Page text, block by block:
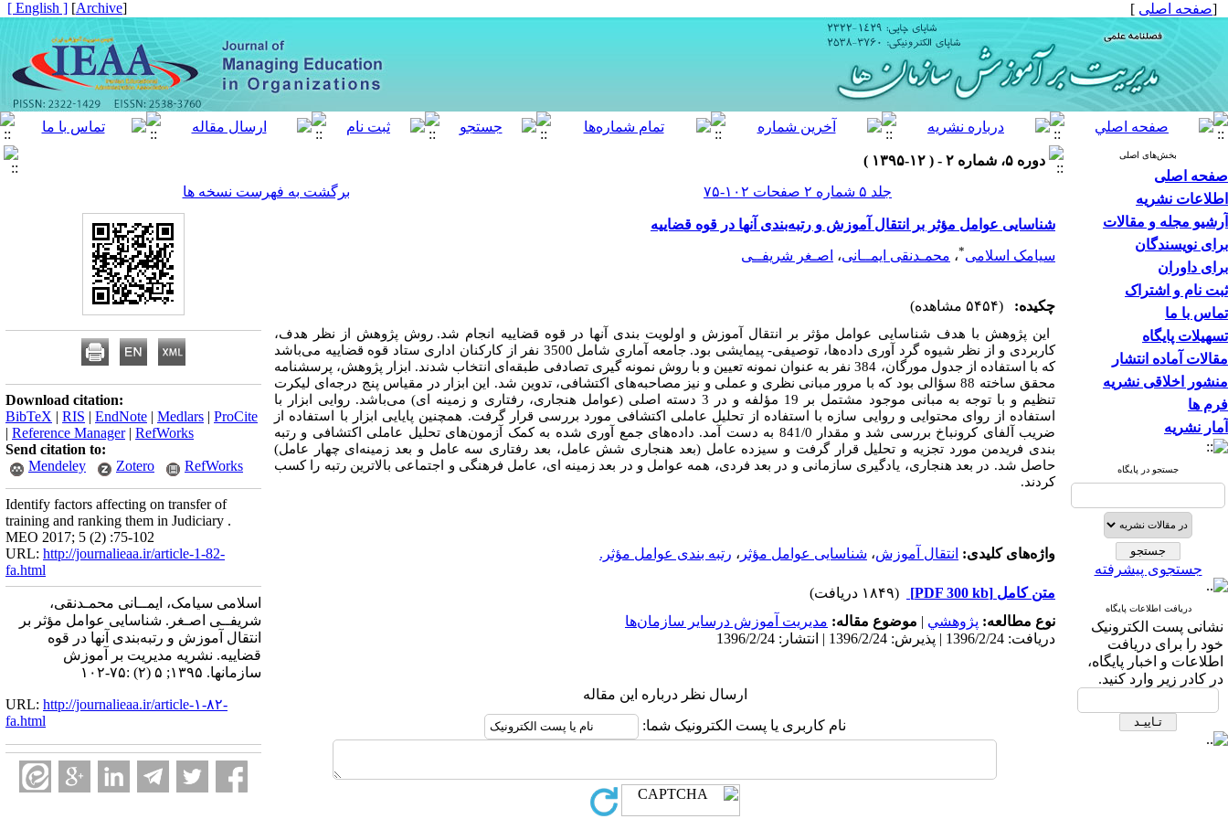
[صفحه اصلی ]
[
Archive
]
[ English ]
بخش‌های اصلی
صفحه اصلی
اطلاعات نشریه
آرشیو مجله و مقالات
برای نویسندگان
برای داوران
ثبت نام و اشتراک
تماس با ما
تسهیلات پایگاه
مقالات آماده انتشار
منشور اخلاقی نشریه
فرم ها
آمار نشریه
جستجو در پایگاه
جستجوی پیشرفته
دریافت اطلاعات پایگاه
نشانی پست الکترونیک
خود را برای دریافت
اطلاعات و اخبار پایگاه،
در کادر زیر وارد کنید.
دوره ۵، شماره ۲ - ( ۱۲-۱۳۹۵ )
جلد ۵ شماره ۲ صفحات ۱۰۲-۷۵
برگشت به فهرست نسخه ها
شناسایی عوامل مؤثر بر انتقال آموزش و رتبه‌بندی آنها در قوه قضاییه
سیامک اسلامی*، محمـدنقی ایمــانی، اصـغر شریفــی
چکیده: (۵۴۵۴ مشاهده)
این پژوهش با هدف شناسایی عوامل مؤثر بر انتقال آموزش و اولویت بندی آنها در قوه قضاییه انجام شد. روش پژوهش از نظر هدف،
کاربردی و از نظر شیوه گرد آوری داده‌ها، توصیفی- پیمایشی بود
. جامعه آماری شامل 3500 نفر از کارکنان اداری ستاد قوه قضاییه می‌باشد
که با استفاده از جدول مورگان، 384 نفر به عنوان نمونه تعیین و با روش نمونه گیری تصادفی طبقه‌ای انتخاب شدند. ابزار پژوهش، پرسشنامه
محقق ساخته 88 سؤالی بود که با مرور مبانی نظری و عملی و نیز مصاحبه‌های اکتشافی، تدوین شد. این ابزار در مقیاس پنج درجه‌ای لیکرت
تنظیم و با توجه به مبانی موجود مشتمل بر 19 مؤلفه و در 3 دسته اصلی (عوامل هنجاری، رفتاری و زمینه ای) می‌باشد. روایی ابزار با
استفاده از روای محتوایی و روایی سازه با استفاده از تحلیل عاملی اکتشافی مورد بررسی قرار گرفت. همچنین پایایی ابزار با استفاده از
ضریب آلفای کرونباخ بررسی شد و مقدار 841/0 به دست آمد. داده‌های جمع آوری شده به کمک آزمون‌های تحلیل عاملی اکتشافی و رتبه
بندی فریدمن مورد تجزیه و تحلیل قرار گرفت و سیزده عامل (بعد هنجاری شش عامل، بعد رفتاری سه عامل و بعد زمینه‌ای چهار عامل)
حاصل شد. در بعد هنجاری، یادگیری سازمانی و در بعد فردی، همه عوامل و در بعد زمینه ای، عامل فرهنگی و اجتماعی بالاترین رتبه را کسب
کردند.
واژه‌های کلیدی: انتقال آموزش، شناسایی عوامل مؤثر ، رتبه بندی عوامل مؤثر.
متن کامل [PDF 300 kb]
(۱۸۴۹ دریافت)
نوع مطالعه: پژوهشي | موضوع مقاله: مدیریت آموزش درسایر سازمان‌ها
دریافت: 1396/2/24 | پذیرش: 1396/2/24 | انتشار: 1396/2/24
ارسال نظر درباره این مقاله
نام کاربری یا پست الکترونیک شما:
Download citation:
BibTeX | RIS | EndNote | Medlars | ProCite
| Reference Manager| RefWorks
Send citation to:
Mendeley
Zotero RefWorks
Identify factors affecting on transfer of
training and ranking them in Judiciary .
MEO 2017; 5 (2) :75-102
URL: http://journalieaa.ir/article-1-82-
fa.html
اسلامی سیامک، ایمــانی محمـدنقی،
شریفــی اصـغر. شناسایی عوامل مؤثر بر
انتقال آموزش و رتبه‌بندی آنها در قوه
قضاییه. نشریه مديريت بر آموزش
سازمانها. ۱۳۹۵; ۵ (۲) :۷۵-۱۰۲
URL: http://journalieaa.ir/article-۱-۸۲-
fa.html